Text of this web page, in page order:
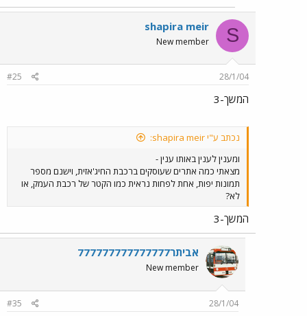
S
shapira meir
New member
28/1/04
#25
המשך-3
נכתב ע"י shapira meir:
ומענין לענין באותו ענין -
מצאתי כמה אתרים שעוסקים ברכבת החיג'אזית, וישנם מספר
תמונות יפות, אחת לפחות נראית כמו הקטר של רכבת העמק, או
לא?
המשך-3
אביתר777777777777777
New member
28/1/04
#35